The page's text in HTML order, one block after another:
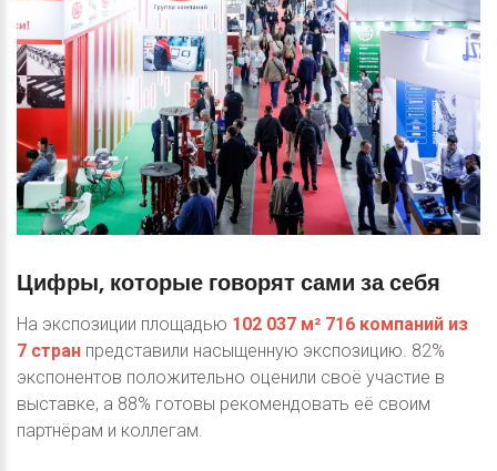
Цифры, которые говорятсами засебя
На экспозиции площадью 102 037 м² 716 компаний из
7 стран представили насыщенную экспозицию. 82%
экспонентов положительно оценили своё участие в
выставке, а 88% готовы рекомендовать её своим
партнёрам и коллегам.